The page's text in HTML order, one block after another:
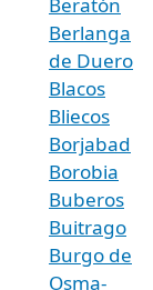
Berlanga
de Duero
Blacos
Bliecos
Borjabad
Borobia
Buberos
Buitrago
Burgo de
Osma-